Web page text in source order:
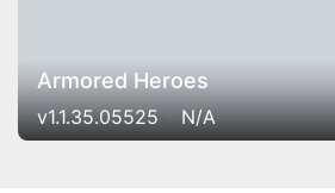
Armored Heroes
v1.1.35.05525 N/A